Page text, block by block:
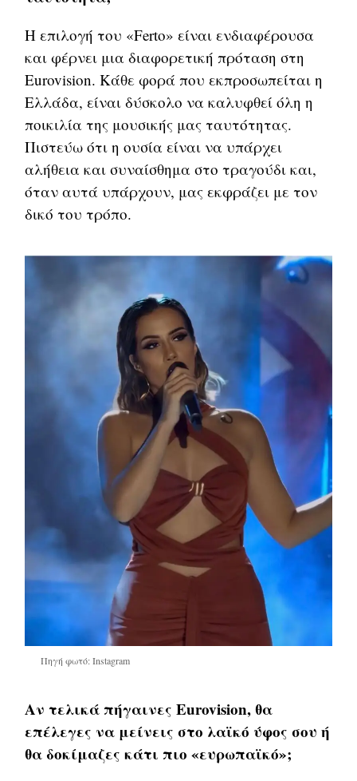
Η επιλογή του «Ferto» είναι ενδιαφέρουσα
και φέρνει μια διαφορετική πρόταση στη
Eurovision. Κάθε φορά που εκπροσωπείται η
Ελλάδα, είναι δύσκολο να καλυφθεί όλη η
ποικιλία της μουσικής μας ταυτότητας.
Πιστεύω ότι η ουσία είναι να υπάρχει
αλήθεια και συναίσθημα στο τραγούδι και,
όταν αυτά υπάρχουν, μας εκφράζει με τον
δικό του τρόπο.
Πηγή φωτό: Instagram
Αν τελικά πήγαινες Eurovision, θα
επέλεγες να μείνεις στο λαϊκό ύφος σου ή
θα δοκίμαζες κάτι πιο «ευρωπαϊκό»;